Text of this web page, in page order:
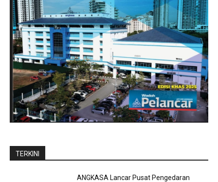
TERKINI
ANGKASA Lancar Pusat Pengedaran